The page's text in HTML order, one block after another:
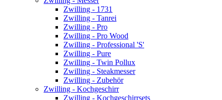
Zwilling - 1731
Zwilling - Tanrei
Zwilling - Pro
Zwilling - Pro Wood
Zwilling - Professional 'S'
Zwilling - Pure
Zwilling - Twin Pollux
Zwilling - Steakmesser
Zwilling - Zubehör
Zwilling - Kochgeschirr
Zwilling - Kochgeschirrsets